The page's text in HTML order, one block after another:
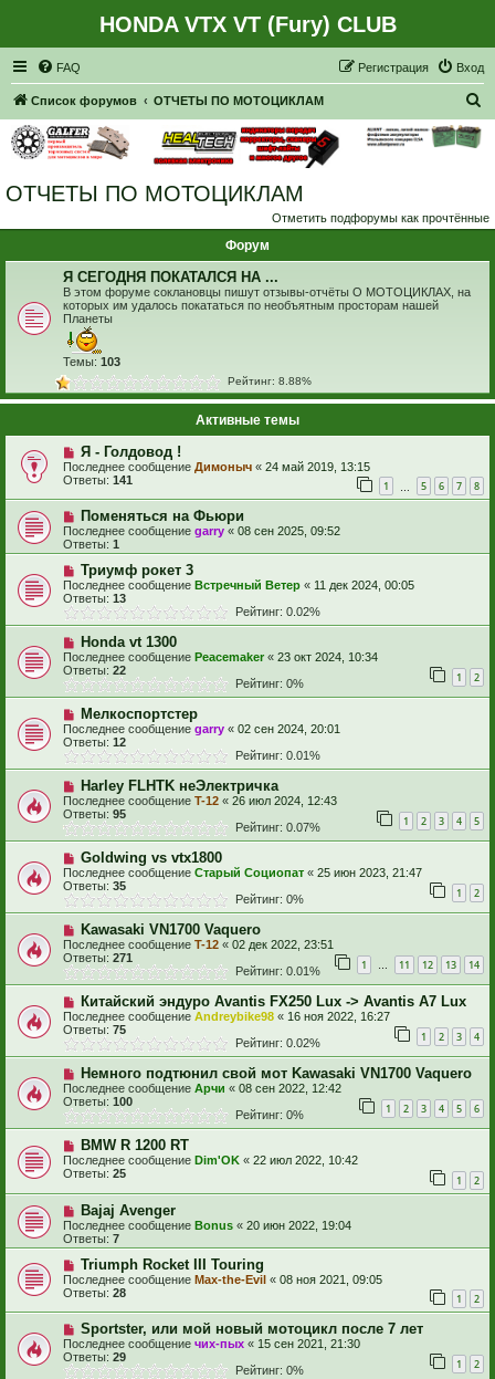
HONDA VTX VT (Fury) CLUB
FAQ Вход
Регистрация
Список форумов ОТЧЕТЫ ПО МОТОЦИКЛАМ
ОТЧЕТЫ ПО МОТОЦИКЛАМ
Отметить подфорумы как прочтённые
Форум
Я СЕГОДНЯ ПОКАТАЛСЯ НА ...
В этом форуме соклановцы пишут отзывы-отчёты О МОТОЦИКЛАХ, на
которых им удалось покататься по необъятным просторам нашей
Планеты
Темы: 103
Рейтинг: 8.88%
Активные темы
Я - Голдовод !
Последнее сообщение Димоныч « 24 май 2019, 13:15
Ответы: 141 1 5 6 7 8
Поменяться на Фьюри
Последнее сообщение garry « 08 сен 2025, 09:52
Ответы: 1
Триумф рокет 3
Последнее сообщение Встречный Ветер « 11 дек 2024, 00:05
Ответы: 13
Рейтинг: 0.02%
Honda vt 1300
Последнее сообщение Peacemaker « 23 окт 2024, 10:34
Ответы: 22 1 2
Рейтинг: 0%
Мелкоспортстер
Последнее сообщение garry « 02 сен 2024, 20:01
Ответы: 12
Рейтинг: 0.01%
Harley FLHTK неЭлектричка
Последнее сообщение T-12 « 26 июл 2024, 12:43
Ответы: 95 1 2 3 4 5
Рейтинг: 0.07%
Goldwing vs vtx1800
Последнее сообщение Старый Социопат « 25 июн 2023, 21:47
Ответы: 35 1 2
Рейтинг: 0%
Kawasaki VN1700 Vaquero
Последнее сообщение T-12 « 02 дек 2022, 23:51
Ответы: 271 1 … 11 12 13 14
Рейтинг: 0.01%
Китайский эндуро Avantis FX250 Lux -> Avantis A7 Lux
Последнее сообщение Andreybike98 « 16 ноя 2022, 16:27
Ответы: 75 1 2 3 4
Рейтинг: 0.02%
Немного подтюнил свой мот Kawasaki VN1700 Vaquero
Последнее сообщение Арчи « 08 сен 2022, 12:42
Ответы: 100 1 2 3 4 5 6
Рейтинг: 0%
BMW R 1200 RT
Последнее сообщение Dim'OK « 22 июл 2022, 10:42
Ответы: 25 1 2
Bajaj Avenger
Последнее сообщение Bonus « 20 июн 2022, 19:04
Ответы: 7
Triumph Rocket III Touring
Последнее сообщение Max-the-Evil « 08 ноя 2021, 09:05
Ответы: 28 1 2
Sportster, или мой новый мотоцикл после 7 лет
Последнее сообщение чих-пых « 15 сен 2021, 21:30
Ответы: 29 1 2
Рейтинг: 0%